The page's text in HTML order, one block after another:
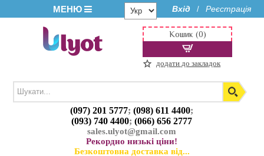
МЕНЮ Вхід / Реєстрація
(097) 201 5777;(098) 611 4400;
(093) 740 4400;(066) 656 2777
sales.ulyot@gmail.com
Рекордно низькі ціни!
Безкоштовна доставка від...
Кошик (0)
додати до закладок